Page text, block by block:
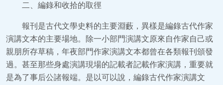
二、編錄和收拾的取徑
報刊是古代文學史料的主要淵藪，異樣是編錄古代作家
演講文本的主要場地。除一小部門演講文原來自作家自己或
親朋所存草稿，年夜部門作家演講文本都曾在各類報刊頒發
過。甚至那些身處演講現場的記載者記載作家演講，重要就
是為了事后公諸報端。是以可以說，編錄古代作家演講文